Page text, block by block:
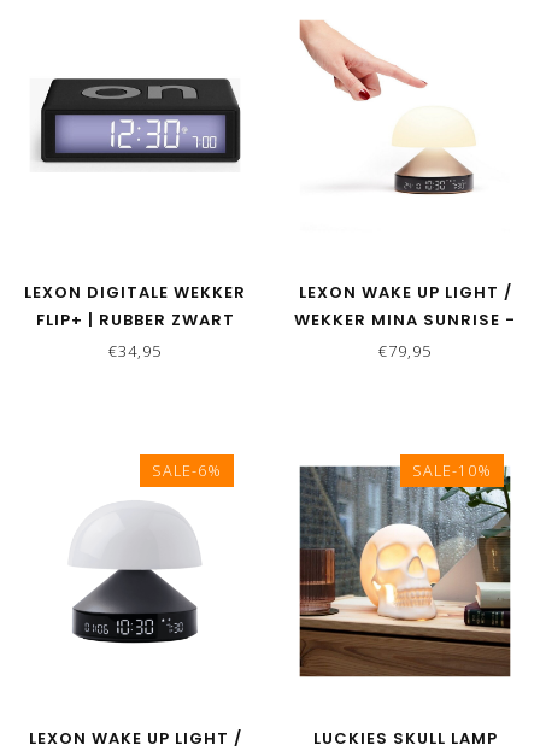
LEXON DIGITALE WEKKER
FLIP+ | RUBBER ZWART
€34,95
LEXON WAKE UP LIGHT /
WEKKER MINA SUNRISE -
GOUD
€79,95
SALE-6%
LEXON WAKE UP LIGHT /
SALE-10%
LUCKIES SKULL LAMP